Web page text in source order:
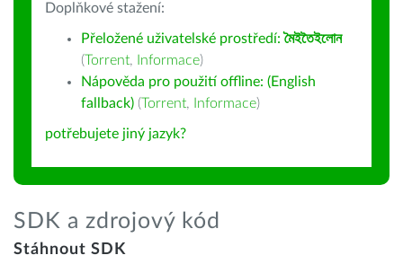
Doplňkové stažení:
Přeložené uživatelské prostředí:মৈইতৈইলোন
(Torrent, Informace)
Nápověda pro použití offline: (English
fallback) (Torrent, Informace)
potřebujete jiný jazyk?
SDK a zdrojový kód
Stáhnout SDK